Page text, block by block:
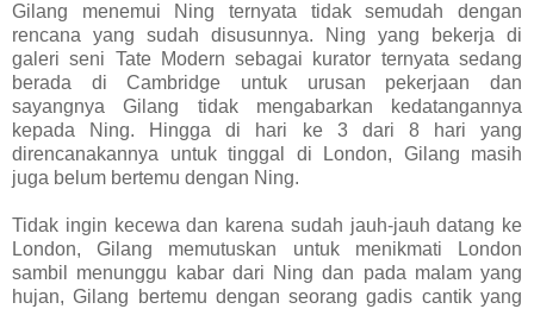
Gilang menemui Ning ternyata tidak semudah dengan
rencana yang sudah disusunnya. Ning yang bekerja di
galeri seni Tate Modern sebagai kurator ternyata sedang
berada di Cambridge untuk urusan pekerjaan dan
sayangnya Gilang tidak mengabarkan kedatangannya
kepada Ning. Hingga di hari ke 3 dari 8 hari yang
direncanakannya untuk tinggal di London, Gilang masih
juga belum bertemu dengan Ning.
Tidak ingin kecewa dan karena sudah jauh-jauh datang ke
London, Gilang memutuskan untuk menikmati London
sambil menunggu kabar dari Ning dan pada malam yang
hujan, Gilang bertemu dengan seorang gadis cantik yang